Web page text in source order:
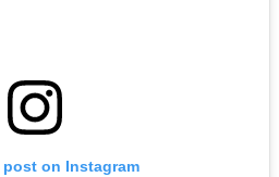
on Instagram